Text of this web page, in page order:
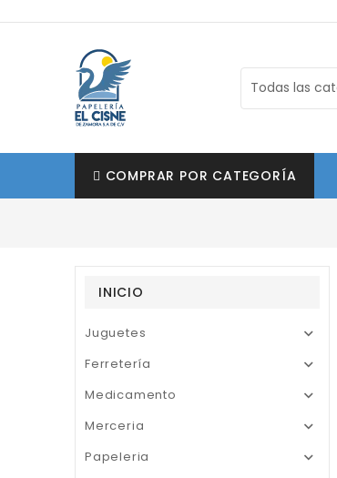
COMPRAR POR CATEGORÍA
INICIO
Juguetes 
Ferretería 
Medicamento 
Merceria 
Papeleria 